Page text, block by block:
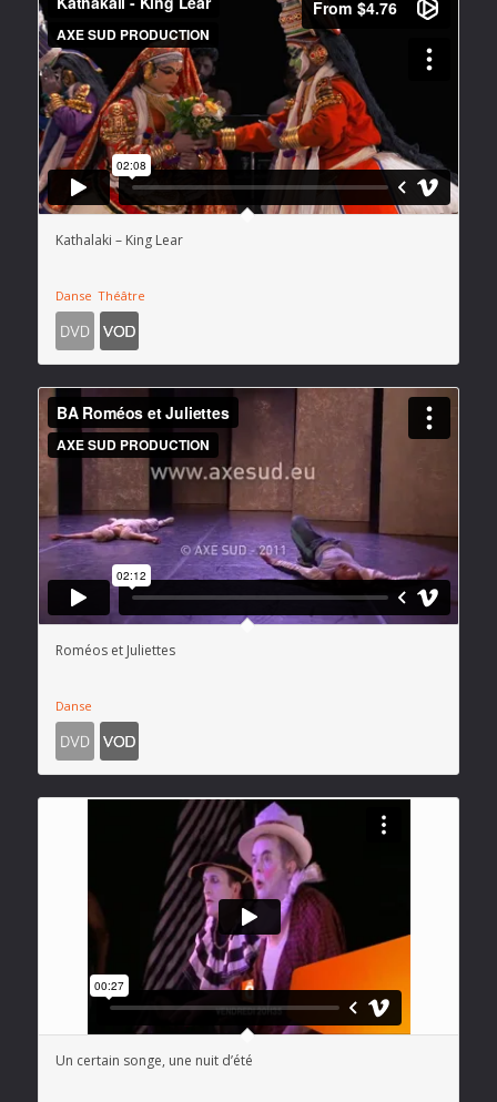
Kathalaki – King Lear
Danse Théâtre
Roméos et Juliettes
Danse
Un certain songe, une nuit d’été